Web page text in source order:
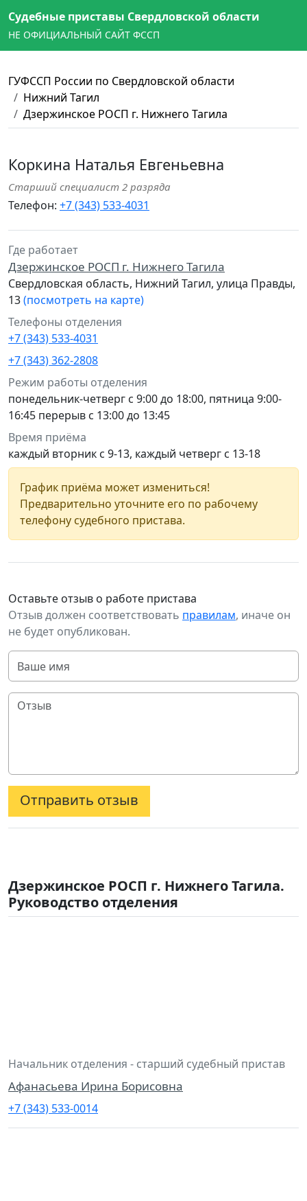
Судебные приставы Свердловской области
НЕ ОФИЦИАЛЬНЫЙ САЙТ ФССП
ГУФССП России по Свердловской области
Нижний Тагил
Дзержинское РОСП г. Нижнего Тагила
Коркина Наталья Евгеньевна
Старший специалист 2 разряда
Телефон: +7 (343) 533-4031
Где работает
Дзержинское РОСП г. Нижнего Тагила
Свердловская область, Нижний Тагил, улица Правды,
13(посмотреть на карте)
Телефоны отделения
+7 (343) 533-4031
+7 (343) 362-2808
Режим работы отделения
понедельник-четверг с 9:00 до 18:00, пятница 9:00-
16:45 перерыв с 13:00 до 13:45
Время приёма
каждый вторник с 9-13, каждый четверг с 13-18
График приёма может измениться!
Предварительно уточните его по рабочему
телефону судебного пристава.
Оставьте отзыв о работе пристава
Отзыв должен соответствовать правилам, иначе он
не будет опубликован.
Отправить отзыв
Дзержинское РОСП г. Нижнего Тагила.
Руководство отделения
Начальник отделения - старший судебный пристав
Афанасьева Ирина Борисовна
+7 (343) 533-0014